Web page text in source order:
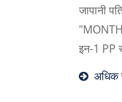
जापानी
इन-1 PP
आयोजक
है। एक
अधिक